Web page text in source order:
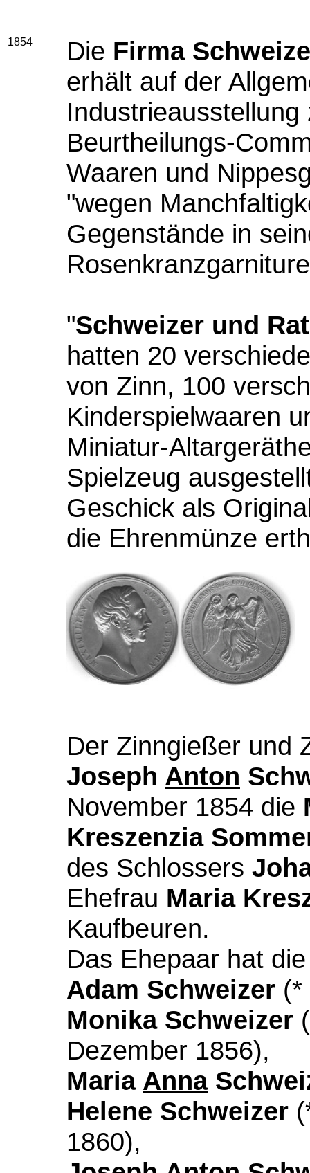
1854 Die Firma
erhält auf der
Beurtheilungs-
Waaren und
"wegen
Gegenstände in
"Schweizer und
hatten 20
von Zinn, 100
Kinderspielwaaren
Miniatur-
Spielzeug
Geschick als
die Ehrenmünze
Der Zinngießer und
Joseph Anton
November 1854 die
Kreszenzia
des Schlossers
Ehefrau Maria
Kaufbeuren.
Das Ehepaar hat
Adam Schweizer (*
Monika Schweizer
Dezember 1856),
Maria Anna
Helene Schweizer
1860),